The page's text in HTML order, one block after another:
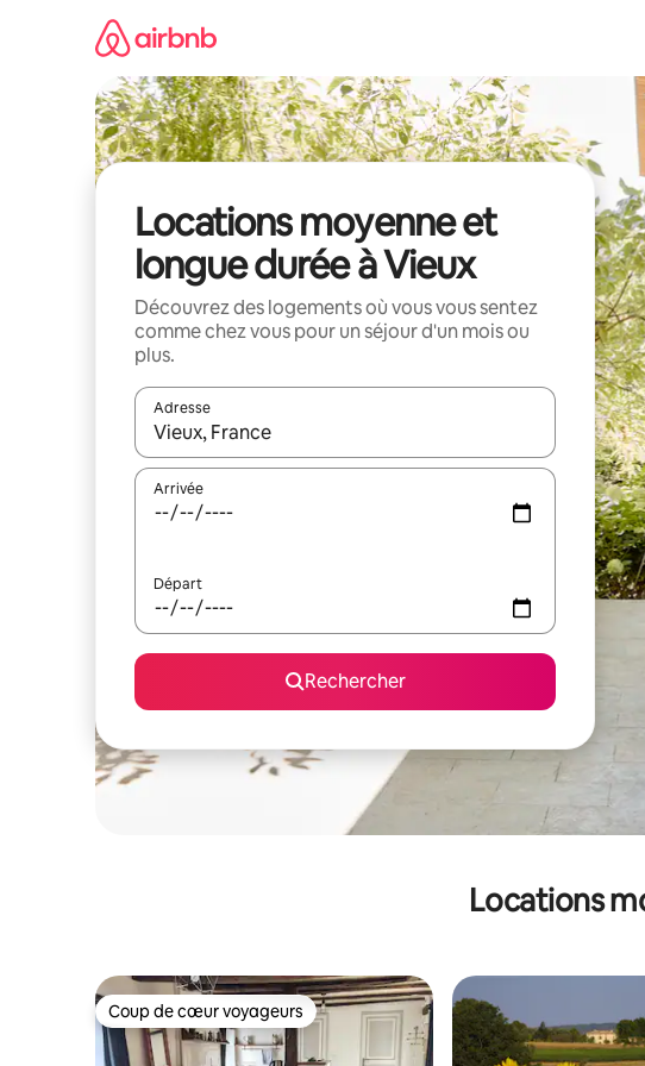
Locations moyenne et
longue durée à Vieux
Découvrez des logements où vous vous sentez
comme chez vous pour un séjour d'un mois ou
plus.
Adresse
Lorsque les résultats s'affichent, utilisez les flèches vers le haut
Arrivée
Départ
Rechercher
Locations
Coup de cœur voyageurs
Coup de cœur voyageurs